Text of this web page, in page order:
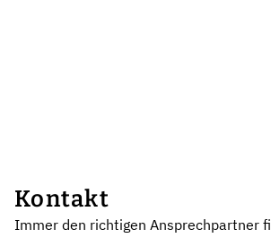
Kontakt
Immer den richtigen Ansprechpartner